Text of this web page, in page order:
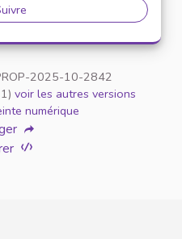
Vélo smoothie
2025-10-2842
voir les autres versions
numérique